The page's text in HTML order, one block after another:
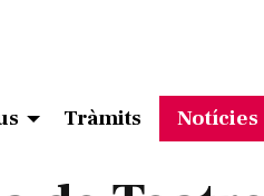
Tràmits Notícies